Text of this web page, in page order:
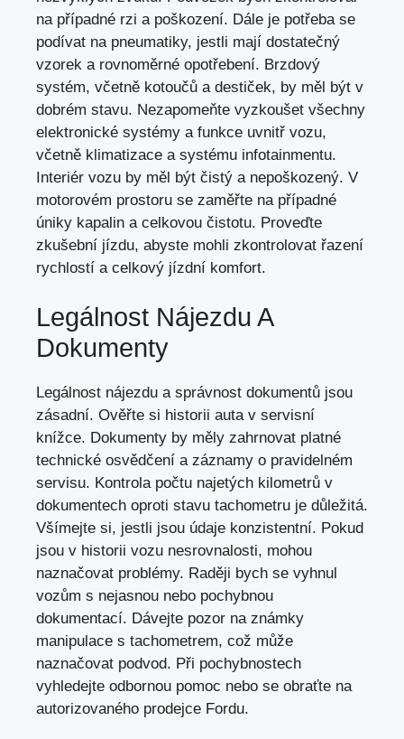
na případné rzi a poškození. Dále je potřeba se
podívat na pneumatiky, jestli mají dostatečný
vzorek a rovnoměrné opotřebení. Brzdový
systém, včetně kotoučů a destiček, by měl být v
dobrém stavu. Nezapomeňte vyzkoušet všechny
elektronické systémy a funkce uvnitř vozu,
včetně klimatizace a systému infotainmentu.
Interiér vozu by měl být čistý a nepoškozený. V
motorovém prostoru se zaměřte na případné
úniky kapalin a celkovou čistotu. Proveďte
zkušební jízdu, abyste mohli zkontrolovat řazení
rychlostí a celkový jízdní komfort.
Legálnost Nájezdu A
Dokumenty
Legálnost nájezdu a správnost dokumentů jsou
zásadní. Ověřte si historii auta v servisní
knížce. Dokumenty by měly zahrnovat platné
technické osvědčení a záznamy o pravidelném
servisu. Kontrola počtu najetých kilometrů v
dokumentech oproti stavu tachometru je důležitá.
Všímejte si, jestli jsou údaje konzistentní. Pokud
jsou v historii vozu nesrovnalosti, mohou
naznačovat problémy. Raději bych se vyhnul
vozům s nejasnou nebo pochybnou
dokumentací. Dávejte pozor na známky
manipulace s tachometrem, což může
naznačovat podvod. Při pochybnostech
vyhledejte odbornou pomoc nebo se obraťte na
autorizovaného prodejce Fordu.